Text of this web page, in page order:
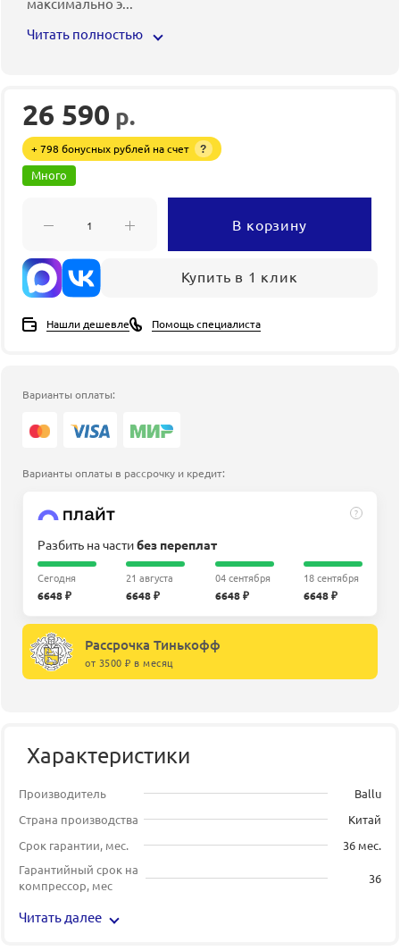
Читать полностью
26 590 р.
+ 798 бонусных рублей на счет ?
Много
В корзину
Купить в 1 клик
Нашли дешевле Помощь специалиста
Варианты оплаты:
Варианты оплаты в рассрочку и кредит:
?
Разбить на частибез переплат
Сегодня
6648 ₽
21 августа
6648 ₽
04 сентября
6648 ₽
18 сентября
6648 ₽
Рассрочка Тинькофф
от 3500 ₽ в месяц
Характеристики
Производитель
Ballu
Страна производства
Китай
Срок гарантии, мес.
36 мес.
Гарантийный срок на
компрессор, мес
36
Читать далее